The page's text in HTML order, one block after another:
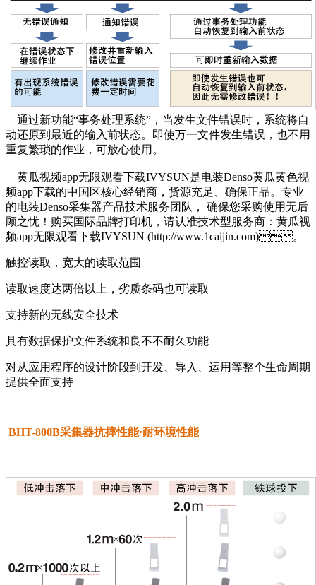
通过新功能“事务处理系统”，当发生文件错误时，系统将自
动还原到最近的输入前状态。即使万一文件发生错误，也不用
重复繁琐的作业，可放心使用。
黄瓜视频app无限观看下载IVYSUN是电装Denso黄瓜黄色视
频app下载的中国区核心经销商，货源充足、确保正品。专业
的电装Denso采集器产品技术服务团队， 确保您采购使用无后
顾之忧！购买国际品牌打印机，请认准技术型服务商：黄瓜视
频app无限观看下载IVYSUN (http://www.1caijin.com)。
触控读取，宽大的读取范围
读取速度达两倍以上，劣质条码也可读取
支持新的无线安全技术
具有数据保护文件系统和良不不耐久功能
对从应用程序的设计阶段到开发、导入、运用等整个生命周期
提供全面支持
BHT-800B采集器抗摔性能·耐环境性能